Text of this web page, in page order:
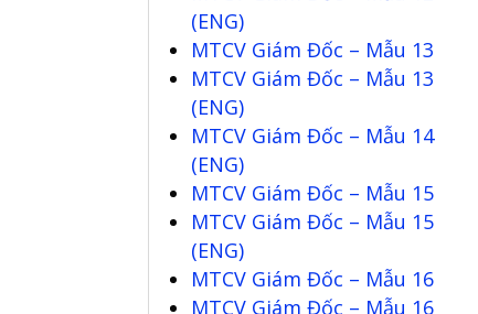
(ENG)
MTCV Giám Đốc – Mẫu 13
MTCV Giám Đốc – Mẫu 13
(ENG)
MTCV Giám Đốc – Mẫu 14
(ENG)
MTCV Giám Đốc – Mẫu 15
MTCV Giám Đốc – Mẫu 15
(ENG)
MTCV Giám Đốc – Mẫu 16
MTCV Giám Đốc – Mẫu 16